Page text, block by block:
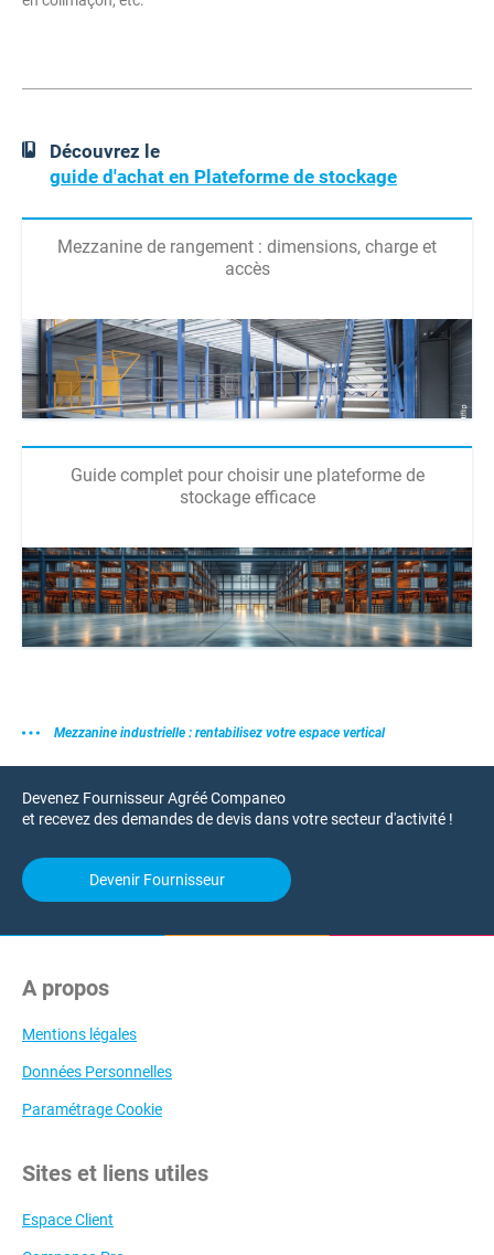
Découvrez le
guide d'achat en Plateforme de stockage
Mezzanine de rangement : dimensions, charge et
accès
Guide complet pour choisir une plateforme de
stockage efficace
Mezzanine industrielle : rentabilisez votre espace vertical
Devenez Fournisseur Agréé Companeo
et recevez des demandes de devis dans votre secteur d'activité !
Devenir Fournisseur
A propos
Mentions légales
Données Personnelles
Paramétrage Cookie
Sites et liens utiles
Espace Client